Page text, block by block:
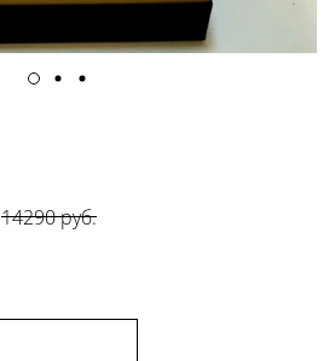
14290 руб.